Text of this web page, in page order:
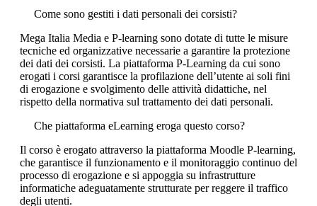
Come sono gestiti i dati personali dei corsisti?
Mega Italia Media e P-learning sono dotate di tutte le misure
tecniche ed organizzative necessarie a garantire la protezione
dei dati dei corsisti. La piattaforma P-Learning da cui sono
erogati i corsi garantisce la profilazione dell’utente ai soli fini
di erogazione e svolgimento delle attività didattiche, nel
rispetto della normativa sul trattamento dei dati personali.
Che piattaforma eLearning eroga questo corso?
Il corso è erogato attraverso la piattaforma Moodle P-learning,
che garantisce il funzionamento e il monitoraggio continuo del
processo di erogazione e si appoggia su infrastrutture
informatiche adeguatamente strutturate per reggere il traffico
degli utenti.